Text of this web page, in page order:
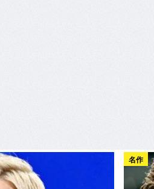
名作